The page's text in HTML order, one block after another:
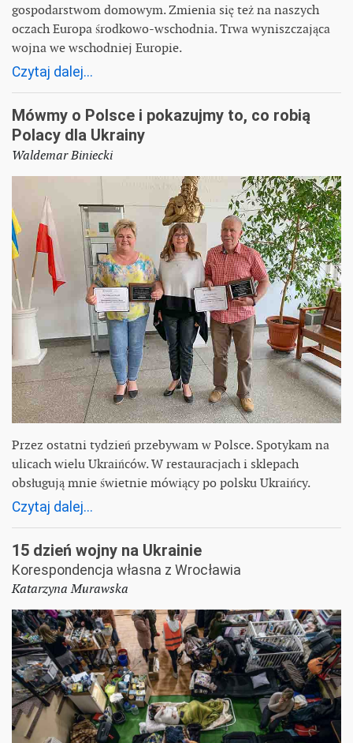
gospodarstwom domowym. Zmienia się też na naszych
oczach Europa środkowo-wschodnia. Trwa wyniszczająca
wojna we wschodniej Europie.
Czytaj dalej...
Mówmy o Polsce i pokazujmy to, co robią
Polacy dla Ukrainy
Waldemar Biniecki
Przez ostatni tydzień przebywam w Polsce. Spotykam na
ulicach wielu Ukraińców. W restauracjach i sklepach
obsługują mnie świetnie mówiący po polsku Ukraińcy.
Czytaj dalej...
15 dzień wojny na Ukrainie
Korespondencja własna z Wrocławia
Katarzyna Murawska